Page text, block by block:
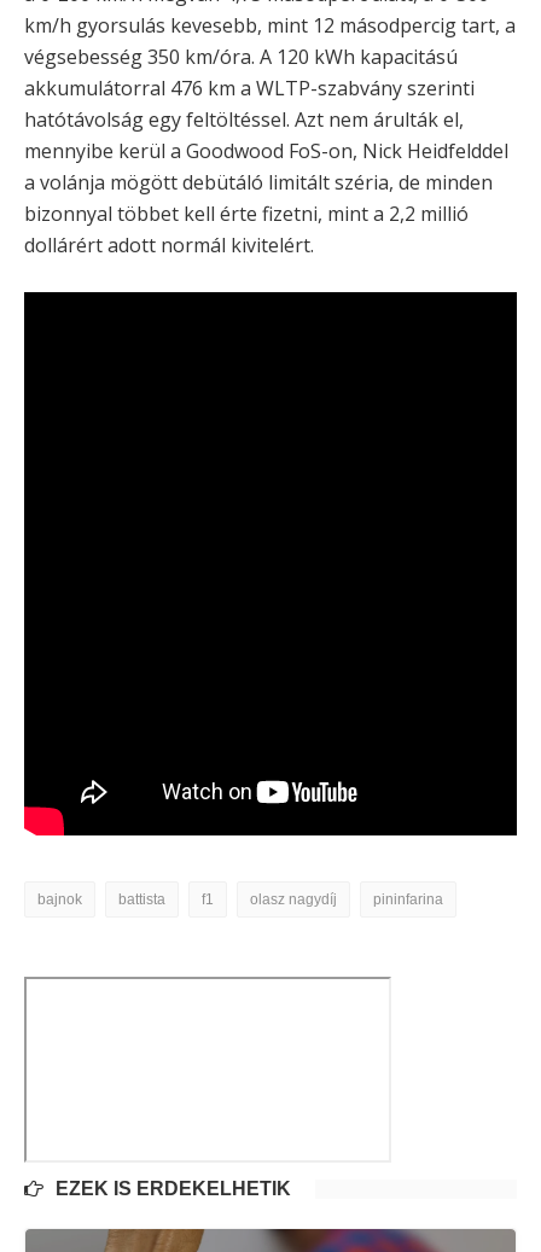
km/h gyorsulás kevesebb, mint 12 másodpercig tart, a
végsebesség 350 km/óra. A 120 kWh kapacitású
akkumulátorral 476 km a WLTP-szabvány szerinti
hatótávolság egy feltöltéssel. Azt nem árulták el,
mennyibe kerül a Goodwood FoS-on, Nick Heidfelddel
a volánja mögött debütáló limitált széria, de minden
bizonnyal többet kell érte fizetni, mint a 2,2 millió
dollárért adott normál kivitelért.
bajnok battista f1 olasz nagydíj pininfarina
EZEK IS ÉRDEKELHETIK